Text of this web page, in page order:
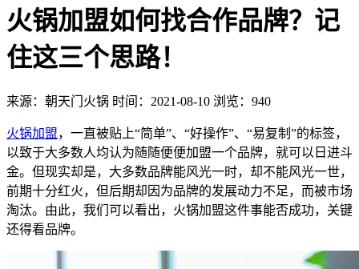
火锅加盟如何找合作品牌？记
住这三个思路！
来源：朝天门火锅 时间：2021-08-10 浏览：940
火锅加盟，一直被贴上“简单”、“好操作”、“易复制”的标签，
以致于大多数人均认为随随便便加盟一个品牌，就可以日进斗
金。但现实却是，大多数品牌能风光一时，却不能风光一世，
前期十分红火，但后期却因为品牌的发展动力不足，而被市场
淘汰。由此，我们可以看出，火锅加盟这件事能否成功，关键
还得看品牌。